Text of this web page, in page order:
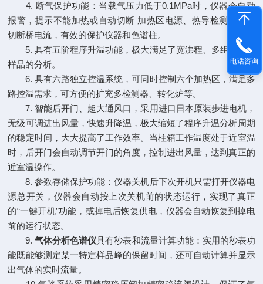
4. 断气保护功能：当载气压力低于0.1MPa时，仪器会自动
报警，提示不能加热或自动切断 加热区电源、热导检测器自动
切断桥电流，有效的保护仪器和色谱柱。
5. 具有五阶程序升温功能，极大满足了宽沸程、多组分复杂
样品的分析。
6. 具有六路独立控温系统，可同时控制六个加热区，满足多
路控温需求，可方便的扩充多检测器、转化炉等。
7. 智能后开门、超大通风口，采用进口日本原装步进电机，
无级可调进出风量，快速升降温，极大缩短了程序升温分析周期
的稳定时间，大大提高了工作效率。当柱箱工作温度处于近室温
时，后开门会自动调节开门的角度，控制进出风量，达到真正的
近室温操作。
8. 参数存储保护功能：仪器关机后下次开机只需打开仪器电
源总开关，仪器会自动按上次关机前的状态运行，实现了真正
的“一键开机”功能，或掉电后恢复供电，仪器会自动恢复到掉电
前的运行状态。
9.气体分析色谱仪具有秒表和流量计算功能：实用的秒表功
能既能够测定某一特定样品峰的保留时间，还可自动计算并显示
出气体的实时流量。
电话咨询